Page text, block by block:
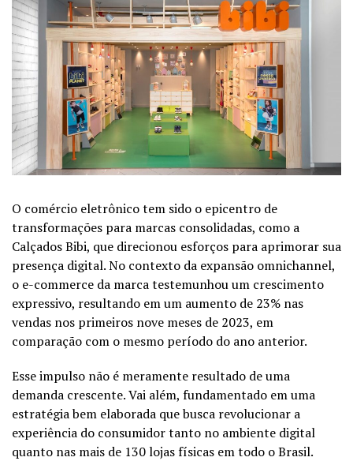
O comércio eletrônico tem sido o epicentro de
transformações para marcas consolidadas, como a
Calçados Bibi, que direcionou esforços para aprimorar sua
presença digital. No contexto da expansão omnichannel,
o e-commerce da marca testemunhou um crescimento
expressivo, resultando em um aumento de 23% nas
vendas nos primeiros nove meses de 2023, em
comparação com o mesmo período do ano anterior.
Esse impulso não é meramente resultado de uma
demanda crescente. Vai além, fundamentado em uma
estratégia bem elaborada que busca revolucionar a
experiência do consumidor tanto no ambiente digital
quanto nas mais de 130 lojas físicas em todo o Brasil.